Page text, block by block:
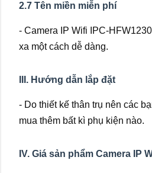
2.7 Tên miền miễn phí
- Camera IP Wifi IPC-
xa một cách dễ dàng.
III. Hướng dẫn lắp đặt
- Do thiết kế thân trụ nên các
mua thêm bất kì phụ kiện nào.
IV. Giá sản phẩm Camera IP